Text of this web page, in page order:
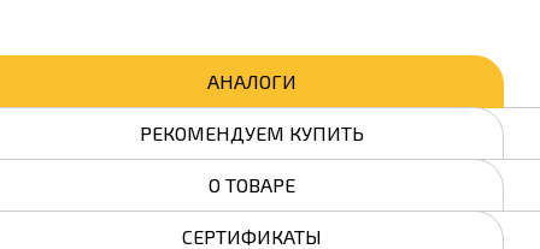
АНАЛОГИ
РЕКОМЕНДУЕМ КУПИТЬ
О ТОВАРЕ
СЕРТИФИКАТЫ